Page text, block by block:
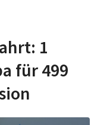
1
für 499